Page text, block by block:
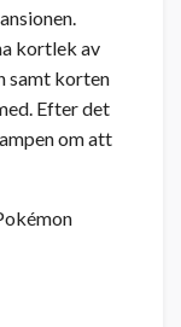
kortlek av
samt korten
Efter det
om att